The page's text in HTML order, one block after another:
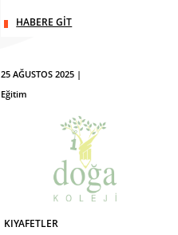
HABERE GİT
25 AĞUSTOS 2025 |
Eğitim
KIYAFETLER